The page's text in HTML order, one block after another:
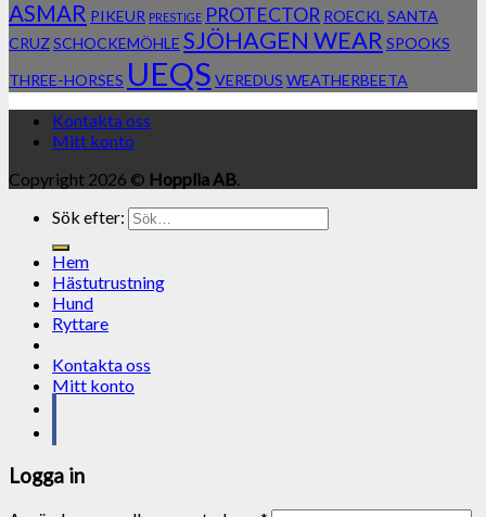
ASMAR PIKEUR PRESTIGE PROTECTOR ROECKL SANTA
CRUZSCHOCKEMÖHLE SJÖHAGEN WEAR SPOOKS
THREE-HORSES UEQS VEREDUS WEATHERBEETA
Kontakta oss
Mitt konto
Copyright 2026 © Hopplia AB.
Sök efter:
Hem
Hästutrustning
Hund
Ryttare
Kontakta oss
Mitt konto
Logga in